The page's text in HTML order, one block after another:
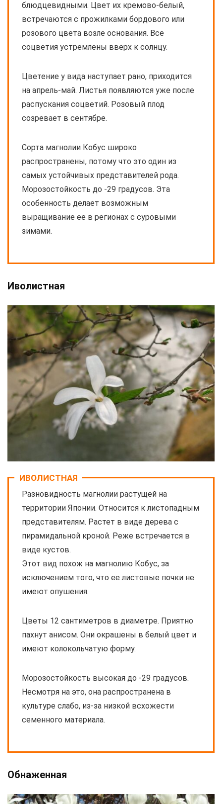
блюдцевидными. Цвет их кремово-белый,
встречаются с прожилками бордового или
розового цвета возле основания. Все
соцветия устремлены вверх к солнцу.
Цветение у вида наступает рано, приходится
на апрель-май. Листья появляются уже после
распускания соцветий. Розовый плод
созревает в сентябре.
Сорта магнолии Кобус широко
распространены, потому что это один из
самых устойчивых представителей рода.
Морозостойкость до -29 градусов. Эта
особенность делает возможным
выращивание ее в регионах с суровыми
зимами.
Иволистная
ИВОЛИСТНАЯ
Разновидность магнолии растущей на
территории Японии. Относится к листопадным
представителям. Растет в виде дерева с
пирамидальной кроной. Реже встречается в
виде кустов.
Этот вид похож на магнолию Кобус, за
исключением того, что ее листовые почки не
имеют опушения.
Цветы 12 сантиметров в диаметре. Приятно
пахнут анисом. Они окрашены в белый цвет и
имеют колокольчатую форму.
Морозостойкость высокая до -29 градусов.
Несмотря на это, она распространена в
культуре слабо, из-за низкой всхожести
семенного материала.
Обнаженная